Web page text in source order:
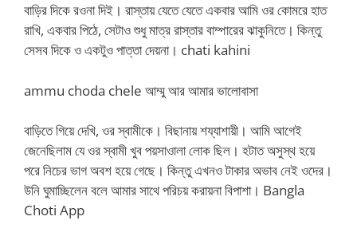
বাড়ির দিকে রওনা দিই। রাস্তায় যেতে যেতে একবার আমি ওর কোমরে হাত
রাখি, একবার পিঠে, সেটাও শুধু মাত্র রাস্তার বাম্পারের ঝাকুনিতে। কিন্তু
সেসব দিকে ও একটুও পাত্তা দেয়না। chati kahini
ammu choda chele আম্মু আর আমার ভালোবাসা
বাড়িতে গিয়ে দেখি, ওর স্বামীকে। বিছানায় শয্যাশায়ী। আমি আগেই
জেনেছিলাম যে ওর স্বামী খুব পয়সাওালা লোক ছিল। হটাত অসুস্থ হয়ে
পরে নিচের ভাগ অবশ হয়ে গেছে। কিন্তু এখনও টাকার অভাব নেই ওদের।
উনি ঘুমাচ্ছিলেন বলে আমার সাথে পরিচয় করায়না বিপাশা। Bangla
Choti App